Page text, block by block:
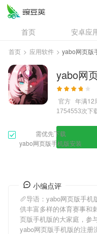
首页 安卓应
资讯
专题
问答
首页 > 应用软件 > yabo网页版
yabo网
官方 年满12
1754553次下
需优先下载
yabo网页版手机版安装
小编点评
🥖导语： yabo网页版手机
供丰富多样的体育赛事和
页版手机版的大家庭，参
yabo网页版手机版的注册